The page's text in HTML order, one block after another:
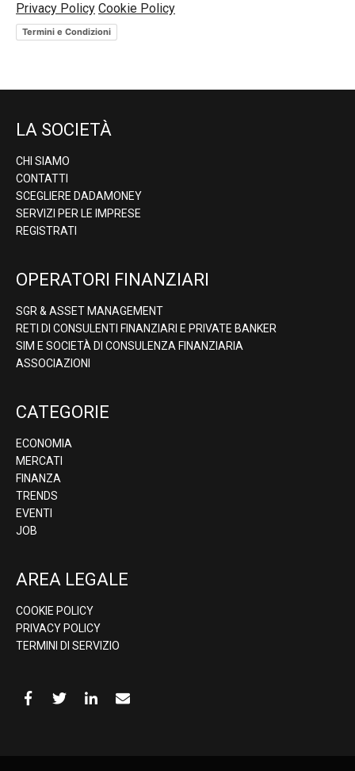
Privacy Policy Cookie Policy
Termini e Condizioni
LA SOCIETÀ
CHI SIAMO
CONTATTI
SCEGLIERE DADAMONEY
SERVIZI PER LE IMPRESE
REGISTRATI
OPERATORI FINANZIARI
SGR & ASSET MANAGEMENT
RETI DI CONSULENTI FINANZIARI E PRIVATE BANKER
SIM E SOCIETÀ DI CONSULENZA FINANZIARIA
ASSOCIAZIONI
CATEGORIE
ECONOMIA
MERCATI
FINANZA
TRENDS
EVENTI
JOB
AREA LEGALE
COOKIE POLICY
PRIVACY POLICY
TERMINI DI SERVIZIO